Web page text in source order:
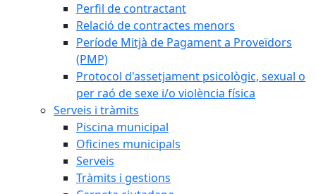
Perfil de contractant
Relació de contractes menors
Període Mitjà de Pagament a Proveïdors
(PMP)
Protocol d'assetjament psicològic, sexual o
per raó de sexe i/o violència física
Serveis i tràmits
Piscina municipal
Oficines municipals
Serveis
Tràmits i gestions